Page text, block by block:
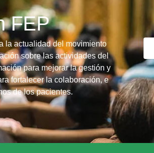
FEP
la actualidad del movimiento
sobre las actividades del
para mejorar la gestión y
fortalecer la colaboración, e
de los pacientes.